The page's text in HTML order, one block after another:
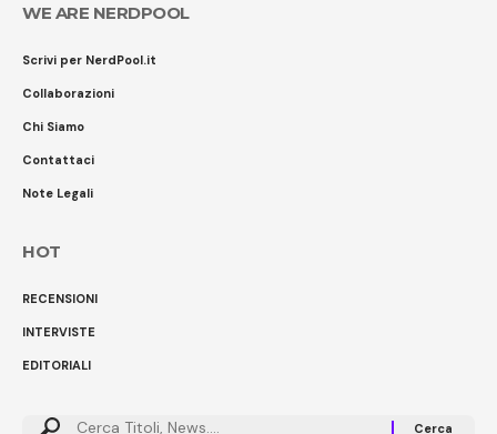
WE ARE NERDPOOL
Scrivi per NerdPool.it
Collaborazioni
Chi Siamo
Contattaci
Note Legali
HOT
RECENSIONI
INTERVISTE
EDITORIALI